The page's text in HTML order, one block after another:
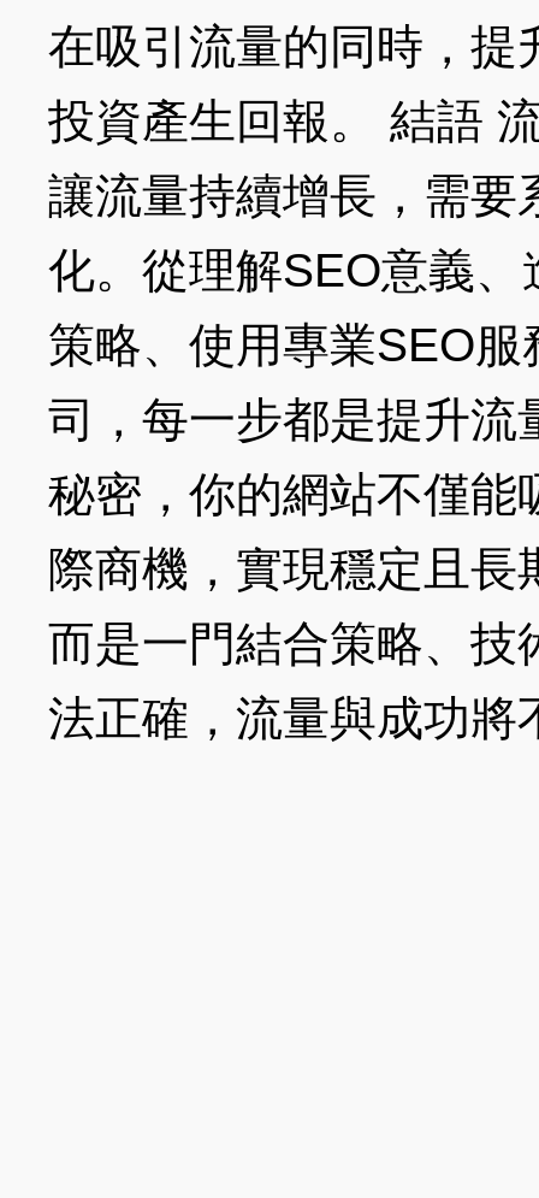
在吸引流量的同時，提
投資產生回報。 結語
讓流量持續增長，需要
化。從理解SEO意義
策略、使用專業SEO
司，每一步都是提升流
秘密，你的網站不僅能
際商機，實現穩定且
而是一門結合策略、技
法正確，流量與成功將